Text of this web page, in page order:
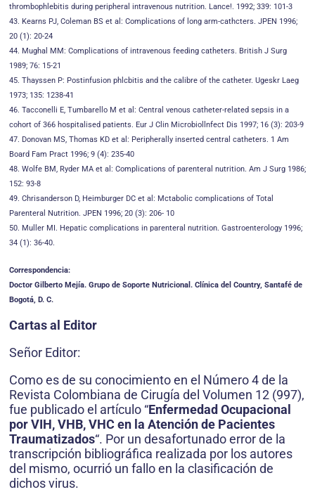
thrombophlebitis during peripheral intravenous nutrition. Lance!. 1992; 339: 101-3
43. Kearns PJ, Coleman BS et al: Complications of long arm-cathcters. JPEN 1996;
20 (1): 20-24
44. Mughal MM: Complications of intravenous feeding catheters. British J Surg
1989; 76: 15-21
45. Thayssen P: Postinfusion phlcbitis and the calibre of the catheter. Ugeskr Laeg
1973; 135: 1238-41
46. Tacconelli E, Tumbarello M et al: Central venous catheter-related sepsis in a
cohort of 366 hospitalised patients. Eur J Clin Microbiollnfect Dis 1997; 16 (3): 203-9
47. Donovan MS, Thomas KD et al: Peripherally inserted central catheters. 1 Am
Board Fam Pract 1996; 9 (4): 235-40
48. Wolfe BM, Ryder MA et al: Complications of parenteral nutrition. Am J Surg 1986;
152: 93-8
49. Chrisanderson D, Heimburger DC et al: Mctabolic complications of Total
Parenteral Nutrition. JPEN 1996; 20 (3): 206- 10
50. Muller MI. Hepatic complications in parenteral nutrition. Gastroenterology 1996;
34 (1): 36-40.
Correspondencia:
Doctor Gilberto Mejía. Grupo de Soporte Nutricional. Clínica del Country, Santafé de
Bogotá, D. C.
Cartas al Editor
Señor Editor:
Como es de su conocimiento en el Número 4 de la
Revista Colombiana de Cirugía del Volumen 12 (997),
fue publicado el artículo “Enfermedad Ocupacional
por VIH, VHB, VHC en la Atención de Pacientes
Traumatizados“. Por un desafortunado error de la
transcripción bibliográfica realizada por los autores
del mismo, ocurrió un fallo en la clasificación de
dichos virus.